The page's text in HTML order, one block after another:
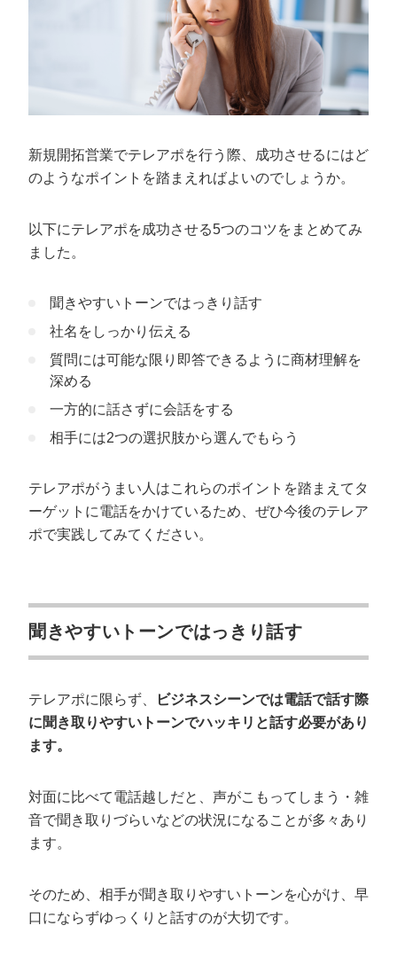
新規開拓営業でテレアポを行う際、成功させるにはど
のようなポイントを踏まえればよいのでしょうか。
以下にテレアポを成功させる5つのコツをまとめてみ
ました。
聞きやすいトーンではっきり話す
社名をしっかり伝える
質問には可能な限り即答できるように商材理解を
深める
一方的に話さずに会話をする
相手には2つの選択肢から選んでもらう
テレアポがうまい人はこれらのポイントを踏まえてタ
ーゲットに電話をかけているため、ぜひ今後のテレア
ポで実践してみてください。
聞きやすいトーンではっきり話す
テレアポに限らず、
ビジネスシーンでは電話で話す際
に聞き取りやすいトーンでハッキリと話す必要があり
ます。
対面に比べて電話越しだと、声がこもってしまう・雑
音で聞き取りづらいなどの状況になることが多々あり
ます。
そのため、相手が聞き取りやすいトーンを心がけ、早
口にならずゆっくりと話すのが大切です。